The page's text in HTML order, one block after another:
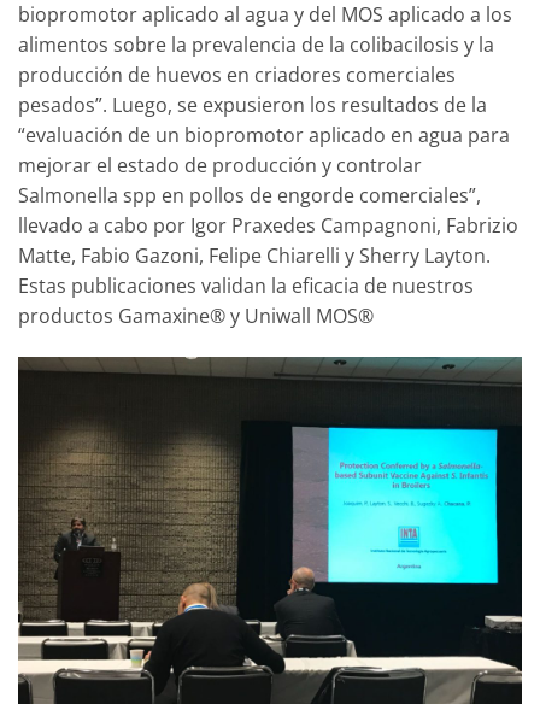
biopromotor aplicado al agua y del MOS aplicado a los
alimentos sobre la prevalencia de la colibacilosis y la
producción de huevos en criadores comerciales
pesados”. Luego, se expusieron los resultados de la
“evaluación de un biopromotor aplicado en agua para
mejorar el estado de producción y controlar
Salmonella spp en pollos de engorde comerciales”,
llevado a cabo por Igor Praxedes Campagnoni, Fabrizio
Matte, Fabio Gazoni, Felipe Chiarelli y Sherry Layton.
Estas publicaciones validan la eficacia de nuestros
productos Gamaxine® y Uniwall MOS®